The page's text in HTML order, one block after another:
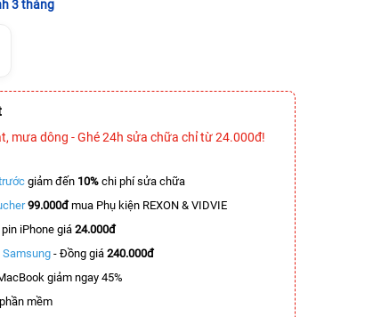
3 tháng
mưa dông - Ghé 24h sửa chữa chỉ từ 24.000đ!
giảm đến 10% chi phí sửa chữa
99.000đmua Phụ kiện REXON & VIDVIE
iPhone giá 24.000đ
Samsung - Đồng giá 240.000đ
giảm ngay 45%
mềm